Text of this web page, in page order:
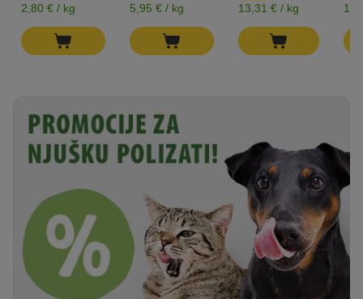
2,80 € / kg
5,95 € / kg
13,31 € / kg